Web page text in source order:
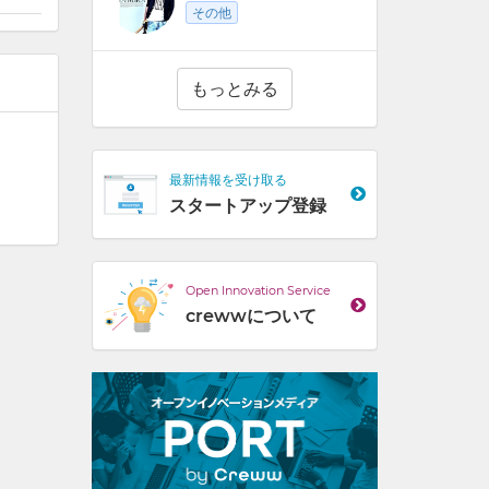
その他
もっとみる
最新情報を受け取る
スタートアップ登録
Open Innovation Service
crewwについて